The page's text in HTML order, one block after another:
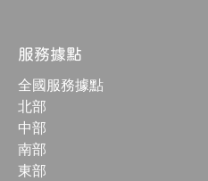
服務據點
全國服務據點
北部
中部
南部
東部